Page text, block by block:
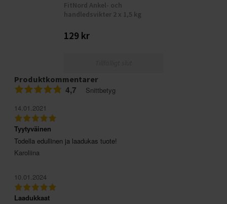
FitNord Ankel- och
handledsvikter 2 x 1,5 kg
129 kr
Produktkommentarer
4,7
Snittbetyg
14.01.2021
Tyytyväinen
Todella edullinen ja laadukas tuote!
Karoliina
10.01.2024
Laadukkaat